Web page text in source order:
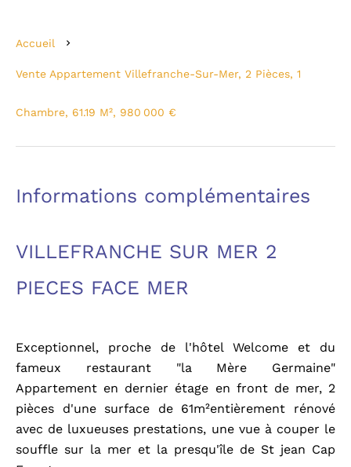
Accueil
Vente Appartement Villefranche-Sur-Mer, 2 Pièces, 1
Chambre, 61.19 M², 980 000 €
Informations complémentaires
VILLEFRANCHE SUR MER 2
PIECES FACE MER
Exceptionnel, proche de l'hôtel Welcome et du
fameux restaurant "la Mère Germaine"
Appartement en dernier étage en front de mer, 2
pièces d'une surface de 61m²entièrement rénové
avec de luxueuses prestations, une vue à couper le
souffle sur la mer et la presqu'île de St jean Cap